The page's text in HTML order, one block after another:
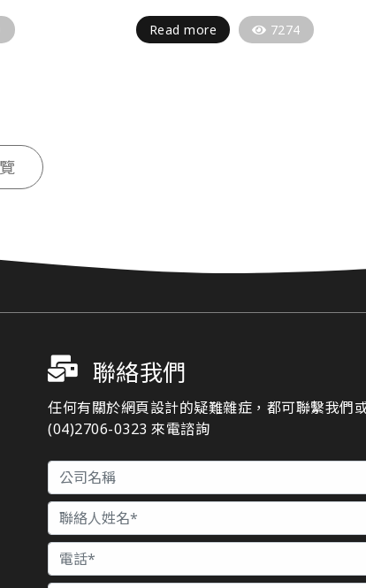
Read more 7274
聯絡我們
任何有關於網頁設計的疑難雜症，都可聯繫我們
(04)2706-0323 來電諮詢